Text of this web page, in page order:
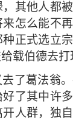
其他人都
怎么能不
正式选立
载伯德去打
了葛法翁
了其中许
人群，独